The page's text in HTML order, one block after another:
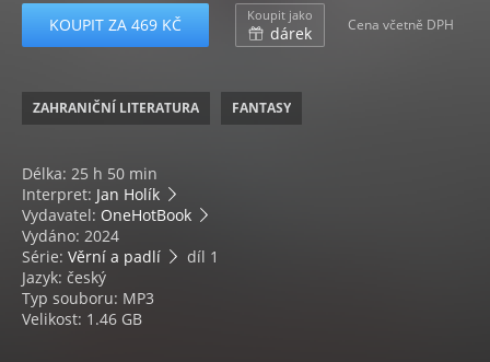
KOUPIT ZA 469 KČ Koupit jako
dárek Cena včetně DPH
ZAHRANIČNÍ LITERATURA FANTASY
Délka: 25 h 50 min
Interpret: Jan Holík
Vydavatel: OneHotBook
Vydáno: 2024
Série: Věrní a padlí
díl 1
Jazyk: český
Typ souboru: MP3
Velikost: 1.46 GB